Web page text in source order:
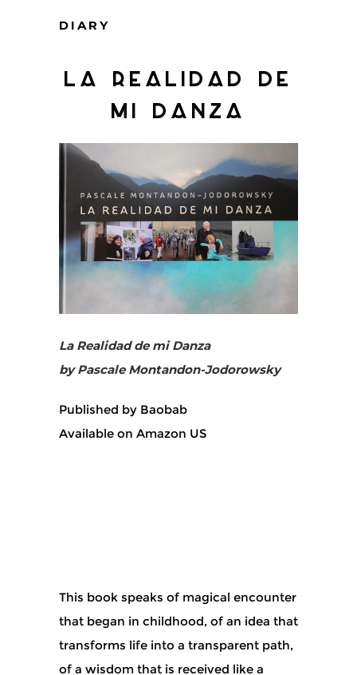
DIARY
La Realidad de
mi Danza
La Realidad de mi Danza
by Pascale Montandon-Jodorowsky
Published by Baobab
Available on Amazon US
This book speaks of magical encounter
that began in childhood, of an idea that
transforms life into a transparent path,
of a wisdom that is received like a